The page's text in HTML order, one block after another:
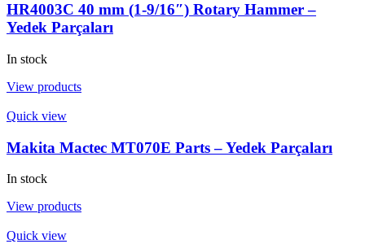
HR4003C 40 mm (1-9/16″) Rotary Hammer –
Yedek Parçaları
In stock
View products
Quick view
Makita Mactec MT070E Parts – Yedek Parçaları
In stock
View products
Quick view